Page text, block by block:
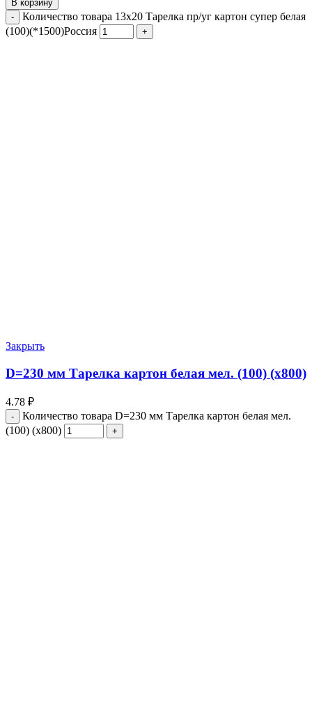
В корзину
Количество товара 13х20 Тарелка пр/уг картон супер белая
(100)(*1500)Россия
Закрыть
D=230 мм Тарелка картон белая мел. (100) (х800)
4.78 ₽
Количество товара D=230 мм Тарелка картон белая мел.
(100) (х800)